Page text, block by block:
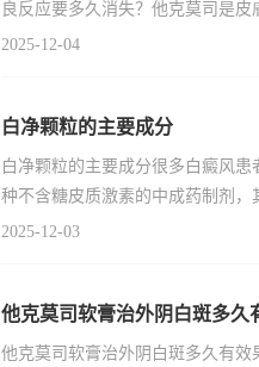
良反应要多久消失？他克莫司是
2025-12-04
白净颗粒的主要成分
白净颗粒的主要成分很多白癜风
种不含糖皮质激素的中成药制剂，
2025-12-03
他克莫司软膏治外阴白斑多久
他克莫司软膏治外阴白斑多久有